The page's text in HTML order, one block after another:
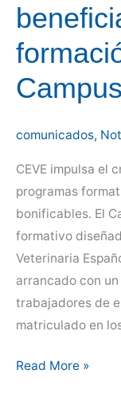
comunicados,
CEVE impulsa el
programas
bonificables. El
formativo
Veterinaria
arrancado con
trabajadores de
matriculado en
Más
Read More »